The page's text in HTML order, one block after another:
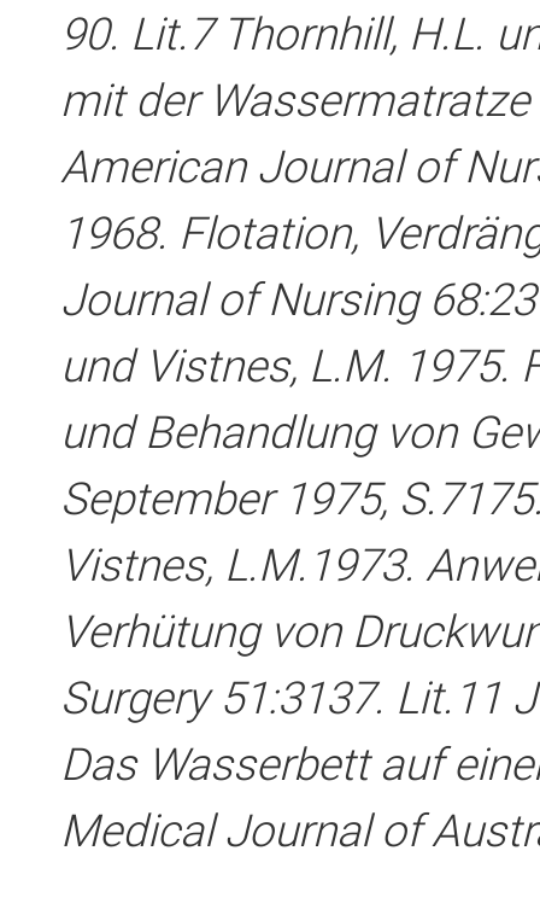
90. Lit.7 Thornhill, H.L.
mit der
American Journal of
1968. Flotation,
Journal of Nursing
und Vistnes, L.M.
und Behandlung von
September 1975,
Vistnes, L.M.1973.
Verhütung von
Surgery 51:31­37. Lit.11
Das Wasserbett auf
Medical Journal of